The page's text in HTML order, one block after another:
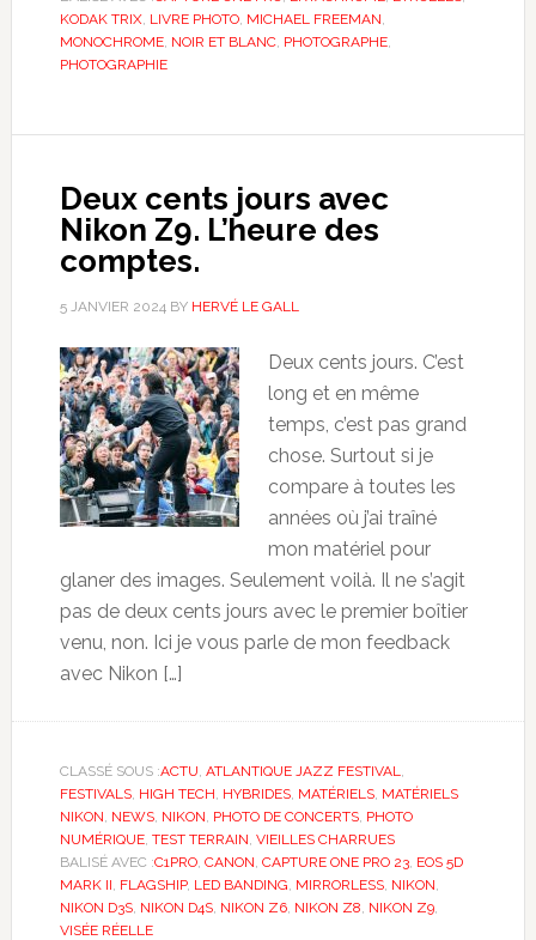
KODAK TRIX, LIVRE PHOTO, MICHAEL FREEMAN
MONOCHROME, NOIR ET BLANC, PHOTOGRAPHE,
PHOTOGRAPHIE
Deux cents jours avec
Nikon Z9. L’heure des
comptes.
5 JANVIER 2024 BY HERVÉ LE GALL
Deux cents jours. C’est
long et en même
temps, c’est pas grand
chose. Surtout si je
compare à toutes les
années où j’ai traîné
mon matériel pour
glaner des images. Seulement voilà. Il ne s’agit
pas de deux cents jours avec le premier boîtier
venu, non. Ici je vous parle de mon feedback
avec Nikon […]
CLASSÉ SOUS :ACTU ATLANTIQUE JAZZ FESTIVAL
FESTIVALS, HIGH TECH HYBRIDES, MATÉRIELS, MATÉRIELS
NIKON NEWS, NIKON PHOTO DE CONCERTS, PHOTO
NUMÉRIQUE, TEST TERRAIN VIEILLES CHARRUES
BALISÉ AVEC :C1PRO, CANON CAPTURE ONE PRO 23, EOS 5D
MARK II FLAGSHIP, LED BANDING MIRRORLESS, NIKON
NIKON D3S, NIKON D4S, NIKON Z6, NIKON Z8 NIKON Z9,
VISÉE RÉELLE